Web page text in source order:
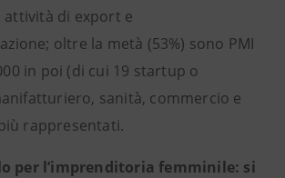
di export e
oltre la metà (53%) sono PMI
in poi (di cui 19 startup o
sanità, commercio e
rappresentati.
per l’imprenditoria femminile: si